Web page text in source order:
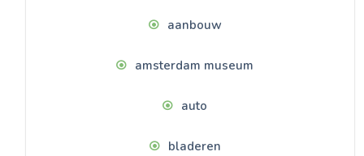
aanbouw
amsterdam museum
auto
bladeren